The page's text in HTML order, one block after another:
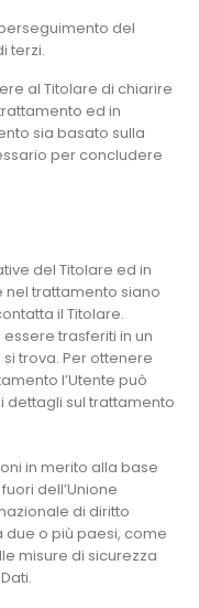
del
terzi.
al Titolare di chiarire
ed in
sia basato sulla
per concludere
del Titolare ed in
nel trattamento siano
il Titolare.
trasferiti in un
trova. Per ottenere
l’Utente può
dettagli sul trattamento
in merito alla base
dell’Unione
di diritto
o più paesi, come
misure di sicurezza